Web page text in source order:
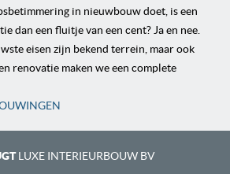
in nieuwbouw doet, is een
dan een fluitje van een cent? Ja en nee.
eisen zijn bekend terrein, maar ook
renovatie maken we een complete
LUXE INTERIEURBOUW BV